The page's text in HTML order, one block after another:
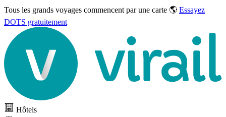
Tous les grands voyages commencent par une carte 🌎 Essayez
DOTS gratuitement
Hôtels